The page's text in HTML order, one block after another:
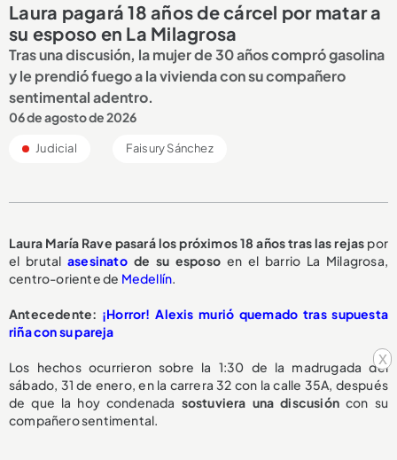
x
Laura pagará 18 años de cárcel por matar a
su esposo en La Milagrosa
Tras una discusión, la mujer de 30 años compró gasolina
y le prendió fuego a la vivienda con su compañero
sentimental adentro.
06 de agosto de 2026
Judicial Faisury Sánchez
Laura María Rave pasará lospróximos 18 añostras las rejas por
el brutalasesinatode su esposo en el barrio La Milagrosa,
centro-oriente de Medellín.
Antecedente: ¡Horror! Alexis murió quemado tras supuesta
riña con su pareja
Los hechos ocurrieron sobre la 1:30 de la madrugada del
sábado, 31 de enero, en la carrera 32 con la calle 35A, después
de que la hoy condenada sostuviera una discusión con su
compañero sentimental.